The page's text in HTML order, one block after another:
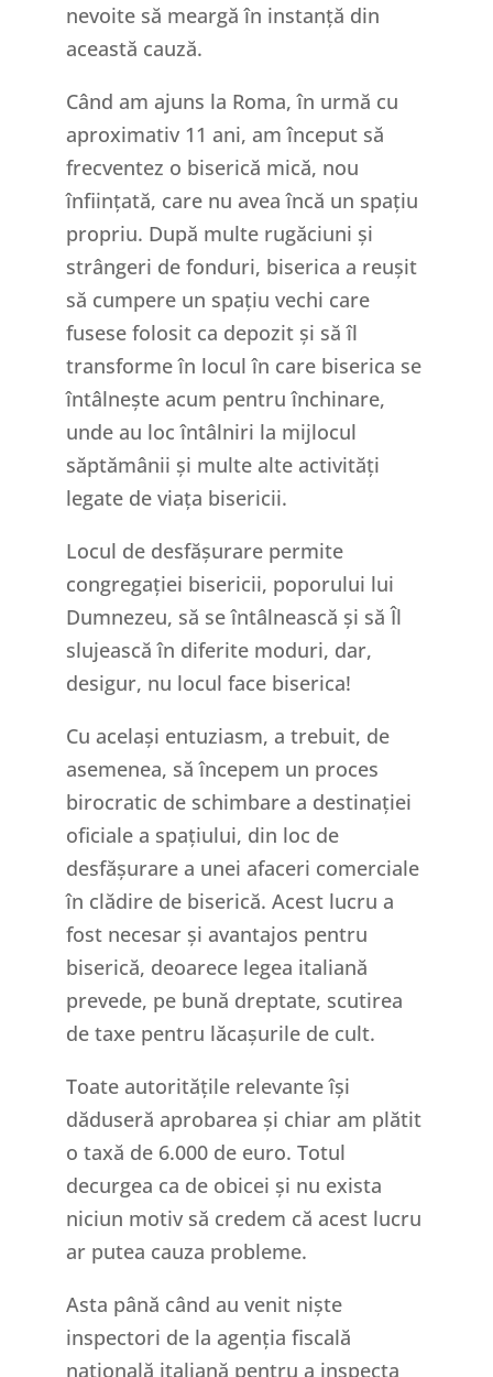
nevoite să meargă în instanță din
această cauză.
Când am ajuns la Roma, în urmă cu
aproximativ 11 ani, am început să
frecventez o biserică mică, nou
înființată, care nu avea încă un spațiu
propriu. După multe rugăciuni și
strângeri de fonduri, biserica a reușit
să cumpere un spațiu vechi care
fusese folosit ca depozit și să îl
transforme în locul în care biserica se
întâlnește acum pentru închinare,
unde au loc întâlniri la mijlocul
săptămânii și multe alte activități
legate de viața bisericii.
Locul de desfășurare permite
congregației bisericii, poporului lui
Dumnezeu, să se întâlnească și să Îl
slujească în diferite moduri, dar,
desigur, nu locul face biserica!
Cu același entuziasm, a trebuit, de
asemenea, să începem un proces
birocratic de schimbare a destinației
oficiale a spațiului, din loc de
desfășurare a unei afaceri comerciale
în clădire de biserică. Acest lucru a
fost necesar și avantajos pentru
biserică, deoarece legea italiană
prevede, pe bună dreptate, scutirea
de taxe pentru lăcașurile de cult.
Toate autoritățile relevante își
dăduseră aprobarea și chiar am plătit
o taxă de 6.000 de euro. Totul
decurgea ca de obicei și nu exista
niciun motiv să credem că acest lucru
ar putea cauza probleme.
Asta până când au venit niște
inspectori de la agenția fiscală
națională italiană pentru a inspecta